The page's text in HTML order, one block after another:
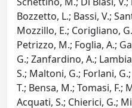
Bozzetto, L.; Bassi, V.;
Mozzillo, E.; Corigliano,
Petrizzo, M.; Foglia, A.;
G.; Zanfardino, A.;
S.; Maltoni, G.; Forlani,
T.; Bensa, M.; Tomasi, F.;
Acquati, S.; Chierici, G.;